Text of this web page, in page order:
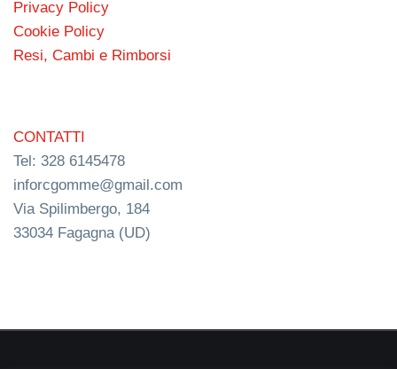
Privacy Policy
Cookie Policy
Resi, Cambi e Rimborsi
CONTATTI
Tel: 328 6145478
inforcgomme@gmail.com
Via Spilimbergo, 184
33034 Fagagna (UD)